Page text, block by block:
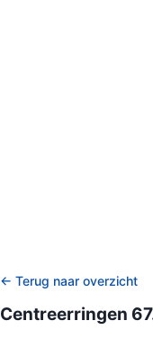
← Terug naar overzicht
Centreerringen